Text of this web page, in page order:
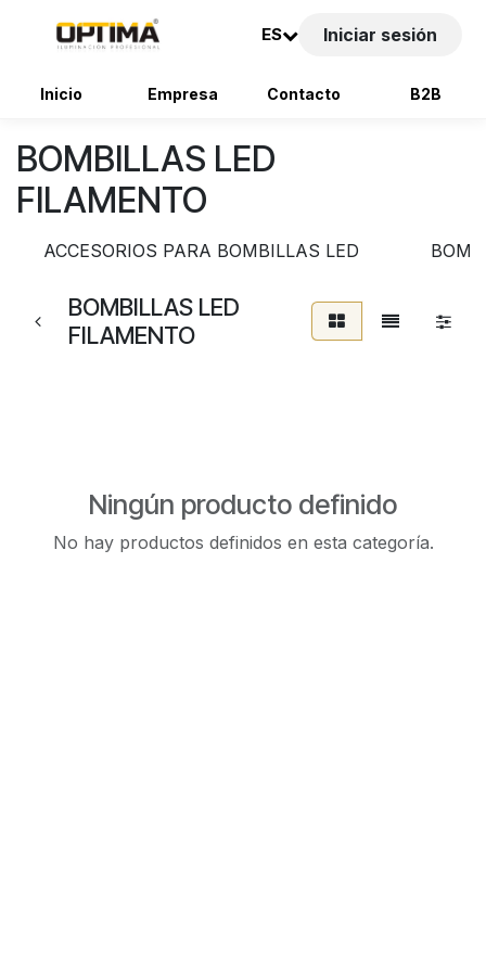
ES Iniciar sesión
Inicio Empresa Contacto B2B
BOMBILLAS LED
FILAMENTO
ACCESORIOS PARA BOMBILLAS LED
BOMBILLAS LED
FILAMENTO
Ningún producto definido
No hay productos definidos en esta categoría.